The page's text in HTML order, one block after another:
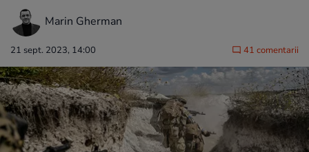
Marin Gherman
21 sept. 2023, 14:00 41 comentarii